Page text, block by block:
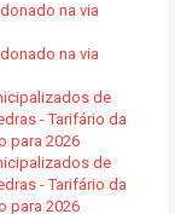
na via
na via
de
- Tarifário da
para 2026
de
- Tarifário da
para 2026